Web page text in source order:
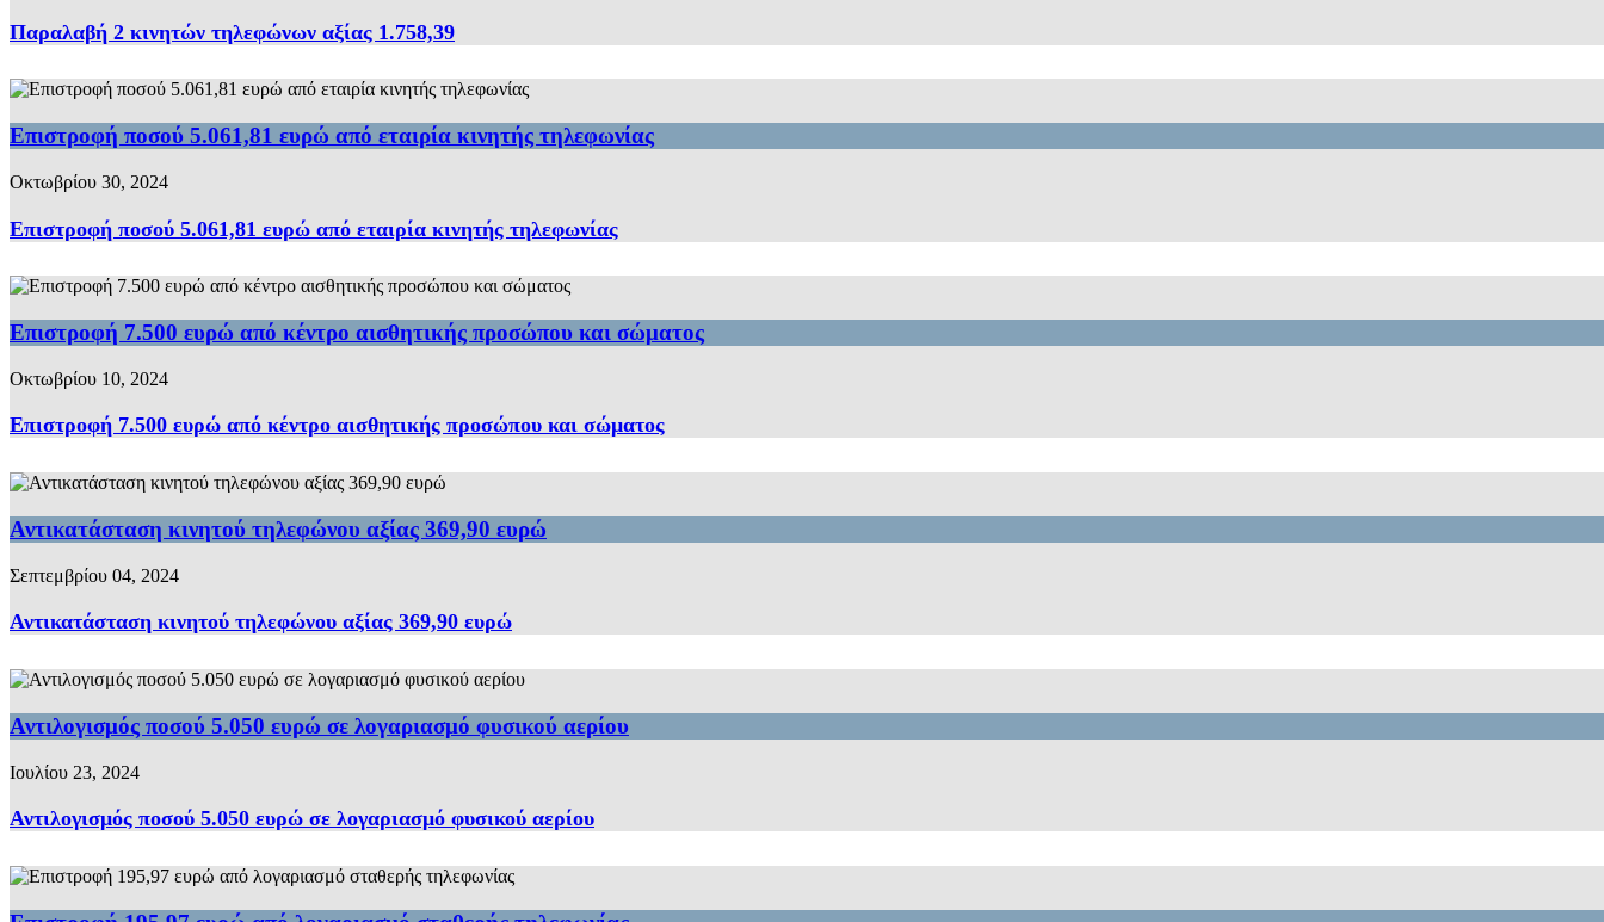
Παραλαβή 2 κινητών τηλεφώνων αξίας 1.758,39
Επιστροφή ποσού 5.061,81 ευρώ από εταιρία κινητής τηλεφωνίας
Οκτωβρίου 30, 2024
Επιστροφή ποσού 5.061,81 ευρώ από εταιρία κινητής τηλεφωνίας
Επιστροφή 7.500 ευρώ από κέντρο αισθητικής προσώπου και σώματος
Οκτωβρίου 10, 2024
Επιστροφή 7.500 ευρώ από κέντρο αισθητικής προσώπου και σώματος
Αντικατάσταση κινητού τηλεφώνου αξίας 369,90 ευρώ
Σεπτεμβρίου 04, 2024
Αντικατάσταση κινητού τηλεφώνου αξίας 369,90 ευρώ
Αντιλογισμός ποσού 5.050 ευρώ σε λογαριασμό φυσικού αερίου
Ιουλίου 23, 2024
Αντιλογισμός ποσού 5.050 ευρώ σε λογαριασμό φυσικού αερίου